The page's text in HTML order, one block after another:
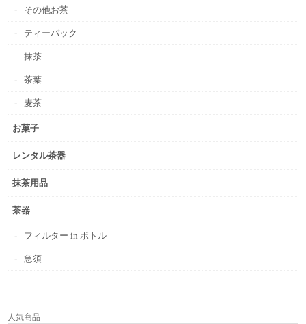
その他お茶
ティーバック
抹茶
茶葉
麦茶
お菓子
レンタル茶器
抹茶用品
茶器
フィルター in ボトル
急須
人気商品